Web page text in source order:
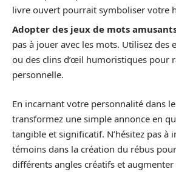
livre ouvert pourrait symboliser votre
Adopter des jeux de mots
pas à jouer avec les mots. Utilisez des
ou des clins d’œil humoristiques pour
personnelle.
En incarnant votre personnalité dans
transformez une simple annonce en
tangible et significatif. N’hésitez pas à
témoins dans la création du rébus
différents angles créatifs et augmenter